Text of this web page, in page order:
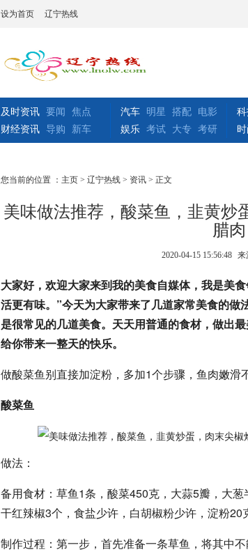
设为首页 辽宁热线
及时资讯 要闻
焦点
财经资讯 导购 新车
汽车 明星 搭配
电影
娱乐 考试 大专 考研
时
您当前的位置 ： 主页 > 辽宁热线 > 资讯 > 正文
美味做法推荐，酸菜鱼，韭黄炒
腊肉
2020-04-15 15:56:48 来
大家好，欢迎大家来到我的美食自媒体，我是美
活更有味。”今天为大家带来了几道家常美食的
是很常见的几道美食。天天用普通的食材，做出
给你带来一整天的快乐。
做酸菜鱼别直接加淀粉，多加1个步骤，鱼肉嫩滑
酸菜鱼
做法：
备用食材：草鱼1条，酸菜450克，大蒜5瓣，大
干红辣椒3个，食盐少许，白胡椒粉少许，淀粉20
制作过程：第一步，首先准备一条草鱼，将其中